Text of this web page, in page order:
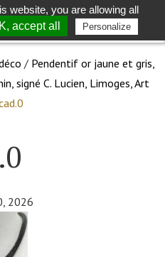
Toggle
search
/ Pendentif or jaune et gris,
signé C. Lucien, Limoges, Art
2026
website, you are allowing all
accept all Personalize